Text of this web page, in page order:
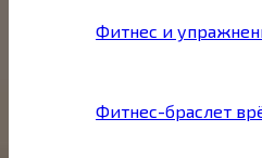
Фитнес и
Фитнес-браслет